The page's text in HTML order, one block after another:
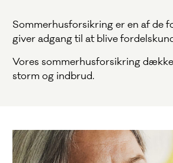
Sommerhusforsikring er en af de
giver adgang til at blive
Vores sommerhusforsikring
storm og indbrud.